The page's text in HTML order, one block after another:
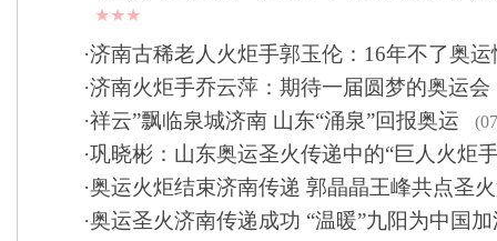
★★★
·济南古稀老人火炬手郭玉伦：16年不了奥运
·济南火炬手乔云萍：期待一届圆梦的奥运会
·祥云”飘临泉城济南 山东“涌泉”回报奥运
·巩晓彬：山东奥运圣火传递中的“巨人火炬
·奥运火炬结束济南传递 郭晶晶王峰共点圣
·奥运圣火济南传递成功 “温暖”九阳为中国加